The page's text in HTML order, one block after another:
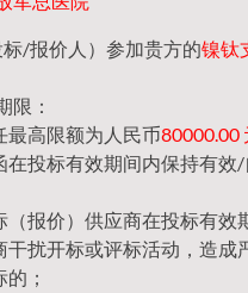
标/报价人）参加贵方的镍钛
限：
最高限额为人民币80000.00
在投标有效期间内保持有效
（报价）供应商在投标有效
扰开标或评标活动，造成
；